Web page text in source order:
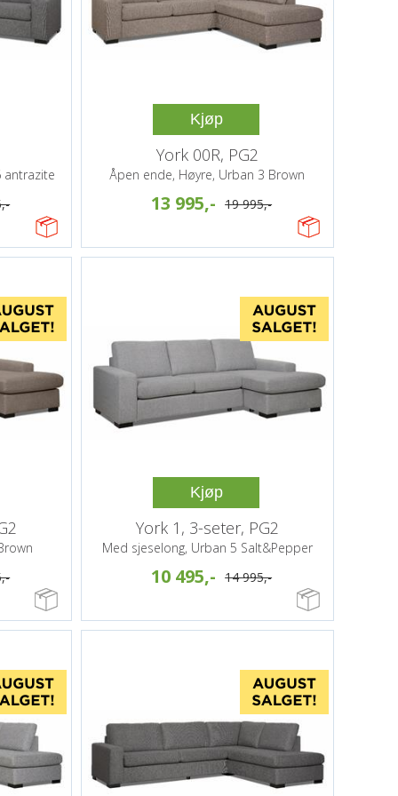
antrazite
Kjøp
York 00R, PG2
Åpen ende, Høyre, Urban 3 Brown
13 995,- 19 995,-
Kjøp
York 1, 3-seter, PG2
Med sjeselong, Urban 5 Salt&Pepper
10 495,- 14 995,-